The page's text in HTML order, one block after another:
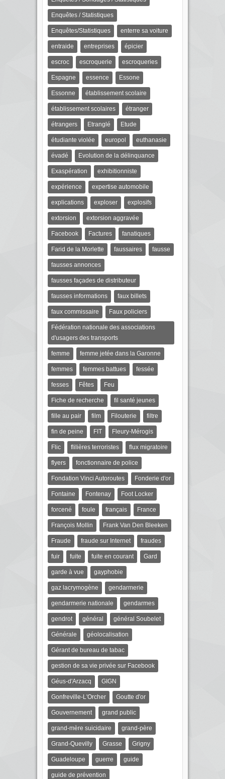
Enquêtes / Statistiques
Enquêtes/Statistiques enterre sa voiture
entraide entreprises épicier
escroc escroquerie escroqueries
Espagne essence Essone
Essonne établissement scolaire
établissement scolaires étranger
étrangers Etranglé Etude
étudiante violée europol euthanasie
évadé Evolution de la délinquance
Exaspération exhibitionniste
expérience expertise automobile
explications exploser explosifs
extorsion extorsion aggravée
Facebook Factures fanatiques
Farid de la Morlette faussaires fausse
fausses annonces
fausses façades de distributeur
fausses informations faux billets
faux commissaire Faux policiers
Fédération nationale des associations
d'usagers des transports
femme femme jetée dans la Garonne
femmes femmes battues fessée
fesses Fêtes Feu
Fiche de recherche fil santé jeunes
fille au pair film Filouterie filtre
fin de peine FIT Fleury-Mérogis
Flic flilières terroristes flux migratoire
flyers fonctionnaire de police
Fondation Vinci Autoroutes Fonderie d'or
Fontaine Fontenay Foot Locker
forcené foule français France
François Mollin Frank Van Den Bleeken
Fraude fraude sur Internet fraudes
fuir fuite fuite en courant Gard
garde à vue gayphobie
gaz lacrymogène gendarmerie
gendarmerie nationale gendarmes
gendrot général général Soubelet
Générale géolocalisation
Gérant de bureau de tabac
gestion de sa vie privée sur Facebook
Géus-d'Arzacq GIGN
Gonfreville-L'Orcher Goutte d'or
Gouvernement grand public
grand-mère suicidaire grand-père
Grand-Quevilly Grasse Grigny
Guadeloupe guerre guide
guide de prévention